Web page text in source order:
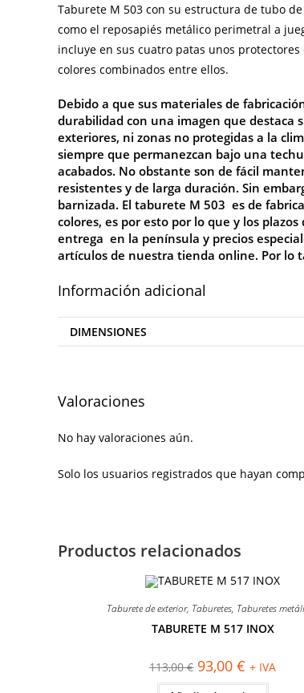
Taburete M 503 con su estructura de tubo
como el reposapiés metálico perimetral a
incluye en sus cuatro patas unos
colores combinados entre ellos.
Debido a que sus materiales de
durabilidad con una imagen que destaca
exteriores, ni zonas no protegidas a la
siempre que permanezcan bajo una
acabados. No obstante son de fácil
resistentes y de larga duración. Sin
barnizada. El taburete M 503 es de
colores, es por esto por lo que y los
entrega en la península y precios
artículos de nuestra tienda online. Por lo
Información adicional
DIMENSIONES
Valoraciones
No hay valoraciones aún.
Solo los usuarios registrados que hayan
Productos relacionados
Taburete de exterior, Taburetes, Taburetes
TABURETE M 517 INOX
113,00€ El
precio
original
93,00€ El
precio
actual
+ IVA